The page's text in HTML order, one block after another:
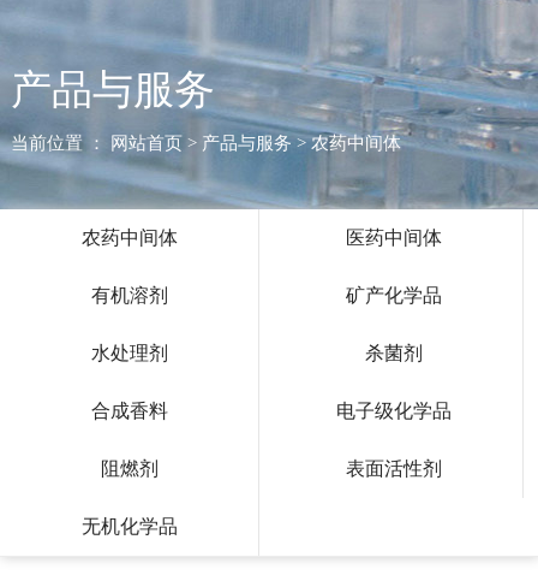
产品与服务
当前位置 ： 网站首页> 产品与服务 > 农药中间体
农药中间体 医药中间体
有机溶剂 矿产化学品
水处理剂 杀菌剂
合成香料 电子级化学品
阻燃剂 表面活性剂
无机化学品